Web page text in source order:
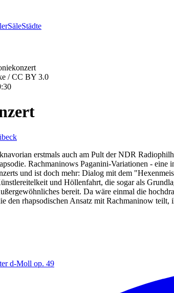
SäleStädte
/ CC BY 3.0
erstmals auch am Pult der NDR
Rachmaninows Paganini-Variationen -
und ist doch mehr: Dialog mit dem
und Höllenfahrt, die sogar als
bereit. Da wäre einmal die
den rhapsodischen Ansatz mit Rachmaninow
d-Moll op. 49